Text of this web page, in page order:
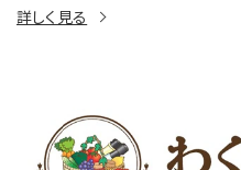
詳しく見る